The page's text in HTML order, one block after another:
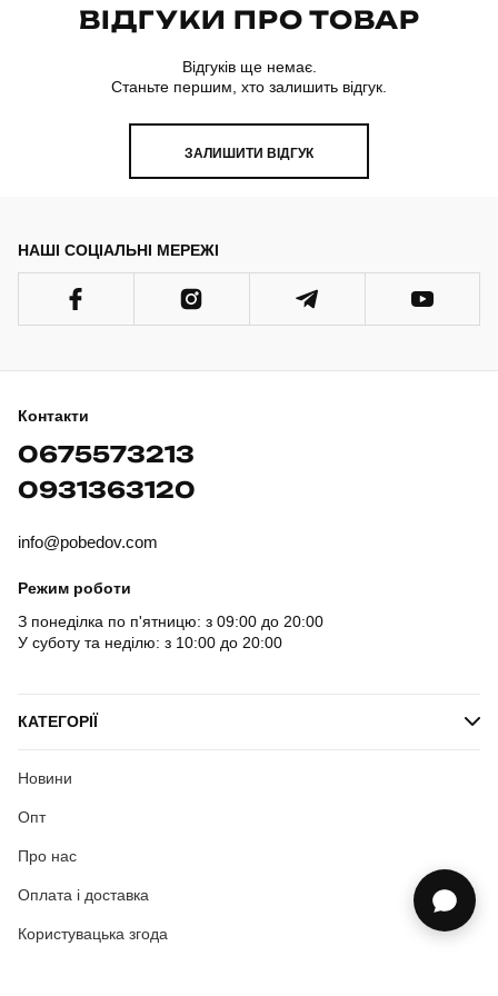
ВІДГУКИ ПРО ТОВАР
Відгуків ще немає.
Станьте першим, хто залишить відгук.
ЗАЛИШИТИ ВІДГУК
НАШІ СОЦІАЛЬНІ МЕРЕЖІ
Контакти
0675573213
0931363120
info@pobedov.com
Режим роботи
З понеділка по п'ятницю: з 09:00 до 20:00
У суботу та неділю: з 10:00 до 20:00
КАТЕГОРІЇ
Новини
Опт
Про нас
Оплата і доставка
Користувацька згода